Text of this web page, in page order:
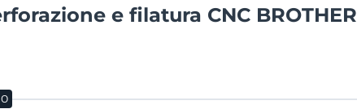
e filatura CNC BROTHER